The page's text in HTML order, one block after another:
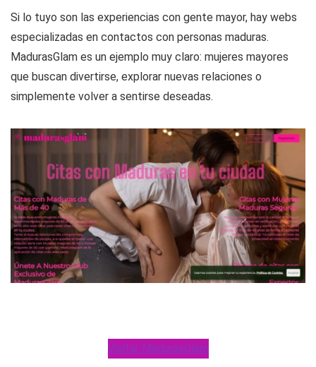
Si lo tuyo son las experiencias con gente mayor, hay webs
especializadas en contactos con personas maduras.
MadurasGlam es un ejemplo muy claro: mujeres mayores
que buscan divertirse, explorar nuevas relaciones o
simplemente volver a sentirse deseadas.
Visitar MadurasGlam